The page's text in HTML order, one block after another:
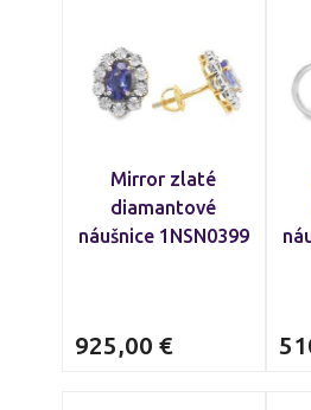
Mirror zlaté
diamantové
náušnice 1NSN0399
925,00 €